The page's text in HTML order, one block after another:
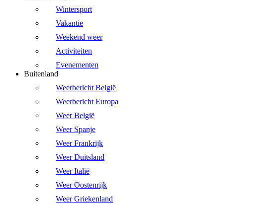
Wintersport
Vakantie
Weekend weer
Activiteiten
Evenementen
Buitenland
Weerbericht België
Weerbericht Europa
Weer België
Weer Spanje
Weer Frankrijk
Weer Duitsland
Weer Italië
Weer Oostenrijk
Weer Griekenland